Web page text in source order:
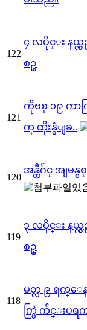
122
၄ လပိုင္း န
စဥ္
121
ကိုဗစ္ ၁၉ က
က္ ထိုးနွံျခ..
120
အန္တီဂ်င္ အျမ
119
၃ လပိုင္း န
စဥ္
118
မတ္လ ၉ ရက္
က္ပြဲ က်င္းပရ